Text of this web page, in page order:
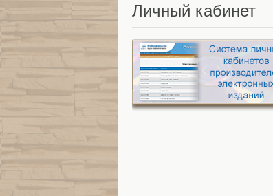
Личный кабинет